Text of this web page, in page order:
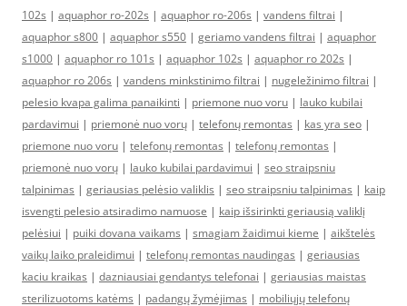
102s | aquaphor ro-202s | aquaphor ro-206s | vandens filtrai |
aquaphor s800 | aquaphor s550 | geriamo vandens filtrai | aquaphor
s1000 | aquaphor ro 101s | aquaphor 102s | aquaphor ro 202s |
aquaphor ro 206s | vandens minkstinimo filtrai | nugeležinimo filtrai |
pelesio kvapa galima panaikinti | priemone nuo voru | lauko kubilai
pardavimui | priemonė nuo vorų | telefonų remontas | kas yra seo |
priemone nuo voru | telefonų remontas | telefonų remontas |
priemonė nuo vorų | lauko kubilai pardavimui | seo straipsniu
talpinimas | geriausias pelėsio valiklis | seo straipsniu talpinimas | kaip
isvengti pelesio atsiradimo namuose | kaip išsirinkti geriausią valiklį
pelėsiui | puiki dovana vaikams | smagiam žaidimui kieme | aikštelės
vaikų laiko praleidimui | telefonų remontas naudingas | geriausias
kaciu kraikas | dazniausiai gendantys telefonai | geriausias maistas
sterilizuotoms katėms | padangų žymėjimas | mobiliųjų telefonų